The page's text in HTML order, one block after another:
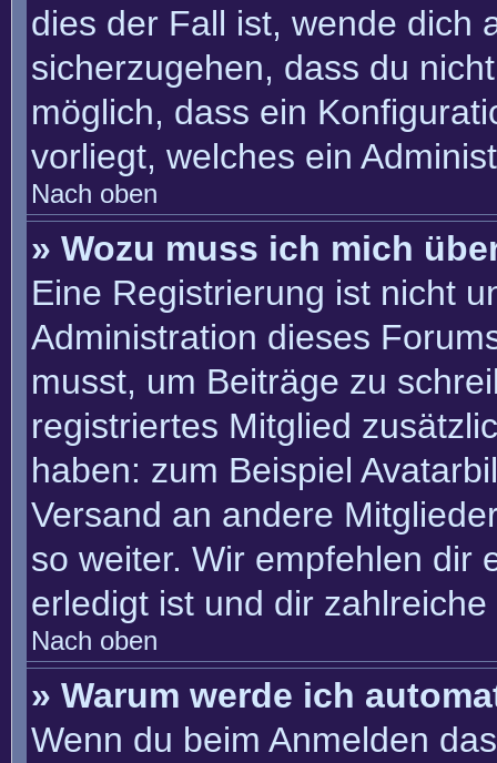
dies der Fall ist, wende dich
sicherzugehen, dass du
möglich, dass ein
vorliegt, welches ein
Nach oben
» Wozu muss ich mich
Eine Registrierung ist nicht
Administration dieses
musst, um Beiträge zu
registriertes Mitglied
haben: zum Beispiel
Versand an andere
so weiter. Wir empfehlen dir
erledigt ist und dir
Nach oben
» Warum werde ich
Wenn du beim Anmelden